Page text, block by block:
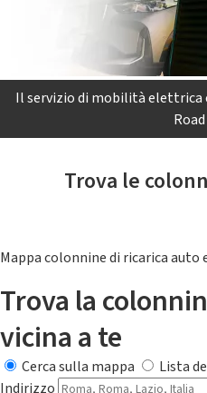
Il servizio di mobilità elettrica
Trova le
Mappa colonnine di ricarica
Trova la
vicina a te
Cerca sulla mappa
Lista
Indirizzo